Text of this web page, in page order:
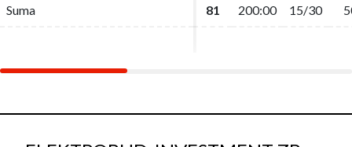
Suma 81 200:00 15/30
Suma 81 200:00 15/30